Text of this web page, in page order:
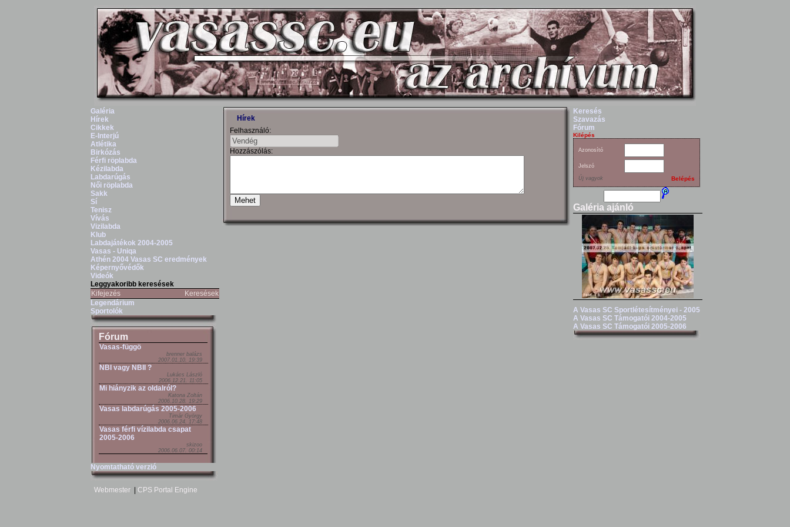
Galéria
Hírek
Cikkek
E-Interjú
Atlétika
Birkózás
Férfi röplabda
Kézilabda
Labdarúgás
Női röplabda
Sakk
Sí
Tenisz
Vívás
Vizilabda
Klub
Labdajátékok 2004-2005
Vasas - Uniqa
Athén 2004 Vasas SC eredmények
Képernyővédők
Videók
Leggyakoribb keresések
Kifejezés
Keresések
Legendárium
Sportolók
Fórum
Vasas-függö
brenner balázs
2007.01.10. 19:39
NBI vagy NBII ?
Lukács László
2006.12.21. 11:05
Mi hiányzik az oldalról?
Katona Zoltán
2006.10.28. 19:29
Vasas labdarúgás 2005-2006
Timár György
2006.06.24. 17:48
Vasas férfi vízilabda csapat
2005-2006
skizoo
2006.06.07. 00:14
Nyomtatható verzió
Hírek
Felhasználó:
Hozzászólás:
Keresés
Szavazás
Fórum
Kilépés
Azonosító
Jelszó
Új vagyok Belépés
Galéria ajánló
A Vasas SC Sportlétesítményei - 2005
A Vasas SC Támogatói 2004-2005
A Vasas SC Támogatói 2005-2006
Webmester CPS Portal Engine